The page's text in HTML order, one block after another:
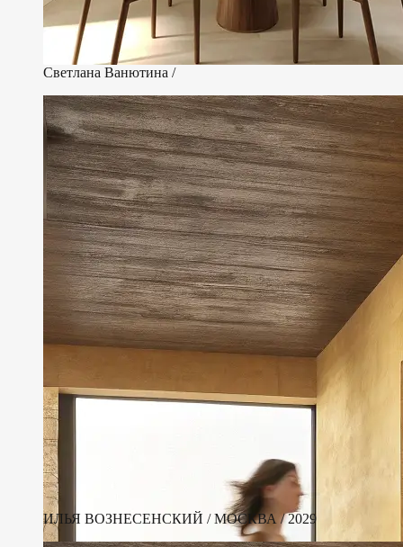
Светлана Ванютина /
ИЛЬЯ ВОЗНЕСЕНСКИЙ / МОСКВА / 2029